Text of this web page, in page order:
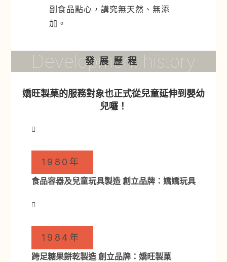
副食品點心，講究無天然、無添
加。
發展歷程
Development history
嬌旺製菓的服務對象也正式從兒童延伸到嬰幼
兒囉！
1980年
食品容器及兒童玩具製造 創立品牌：嬌嬌玩具
1984年
跨足糖果餅乾製造 創立品牌：嬌旺製菓